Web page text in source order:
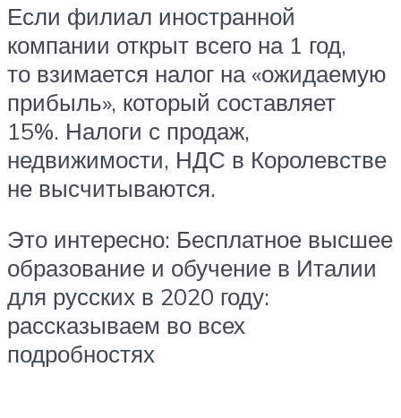
Если филиал иностранной
компании открыт всего на 1 год,
то взимается налог на «ожидаемую
прибыль», который составляет
15%. Налоги с продаж,
недвижимости, НДС в Королевстве
не высчитываются.
Это интересно: Бесплатное высшее
образование и обучение в Италии
для русских в 2020 году:
рассказываем во всех
подробностях